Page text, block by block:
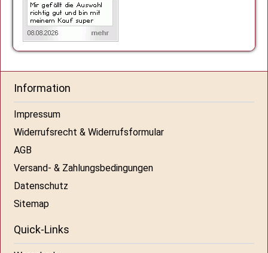
Information
Impressum
Widerrufsrecht & Widerrufsformular
AGB
Versand- & Zahlungsbedingungen
Datenschutz
Sitemap
Quick-Links